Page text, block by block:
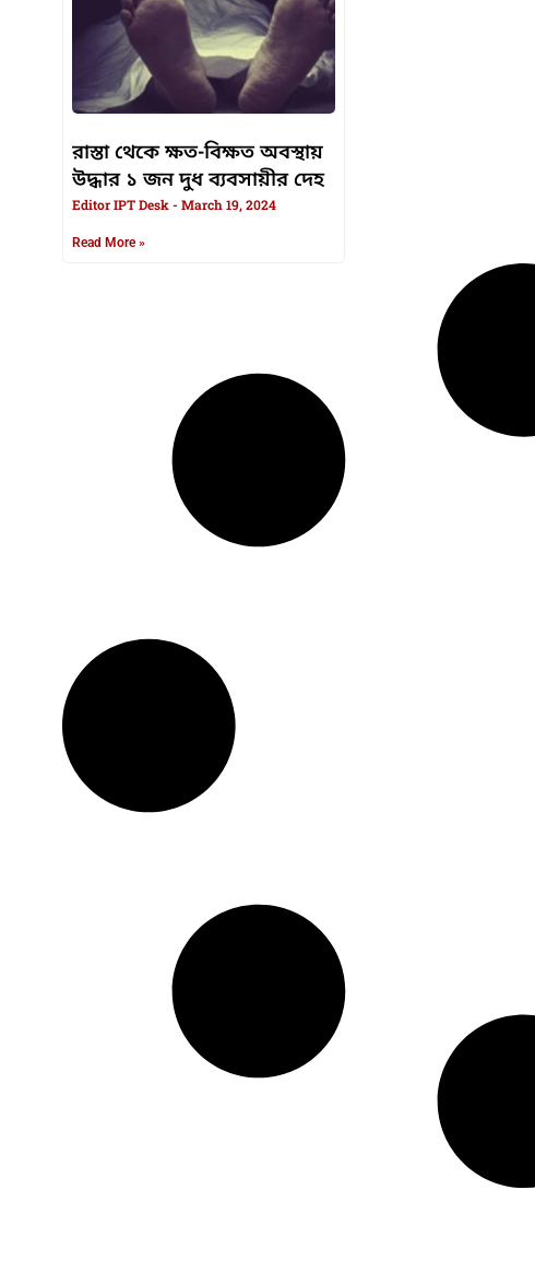
রাস্তা থেকে ক্ষত-বিক্ষত অবস্থায়
উদ্ধার ১ জন দুধ ব্যবসায়ীর দেহ
Editor IPT Desk March 19, 2024
Read More »